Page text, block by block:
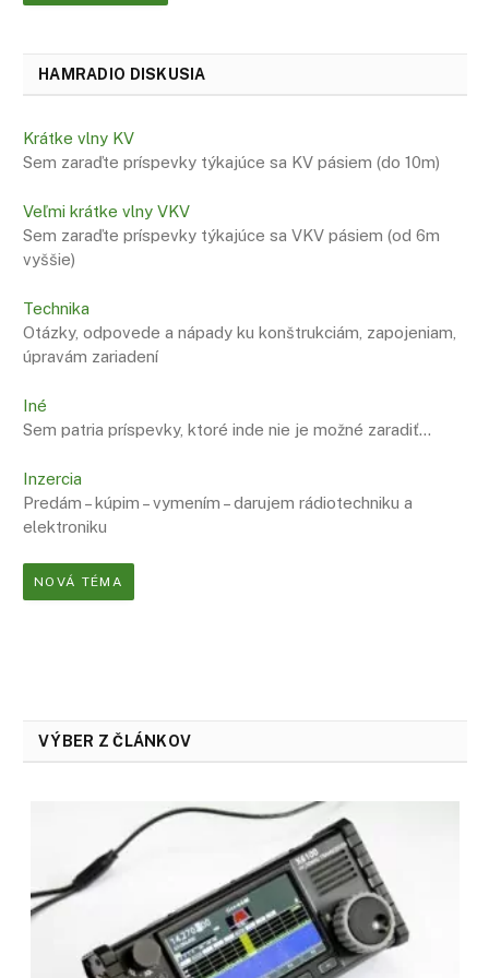
HAMRADIO DISKUSIA
Krátke vlny KV
Sem zaraďte príspevky týkajúce sa KV pásiem (do 10m)
Veľmi krátke vlny VKV
Sem zaraďte príspevky týkajúce sa VKV pásiem (od 6m
vyššie)
Technika
Otázky, odpovede a nápady ku konštrukciám, zapojeniam,
úpravám zariadení
Iné
Sem patria príspevky, ktoré inde nie je možné zaradiť…
Inzercia
Predám – kúpim – vymením – darujem rádiotechniku a
elektroniku
NOVÁ TÉMA
VÝBER Z ČLÁNKOV